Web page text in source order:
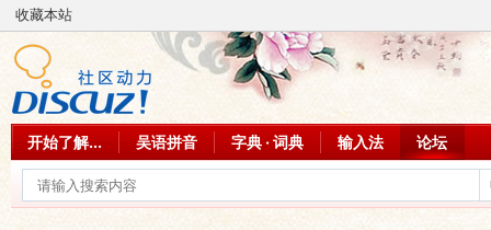
收藏本站
开始了解... 吴语拼音 字典 · 词典 输入法 论坛